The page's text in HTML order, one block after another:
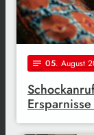
notes 05. August